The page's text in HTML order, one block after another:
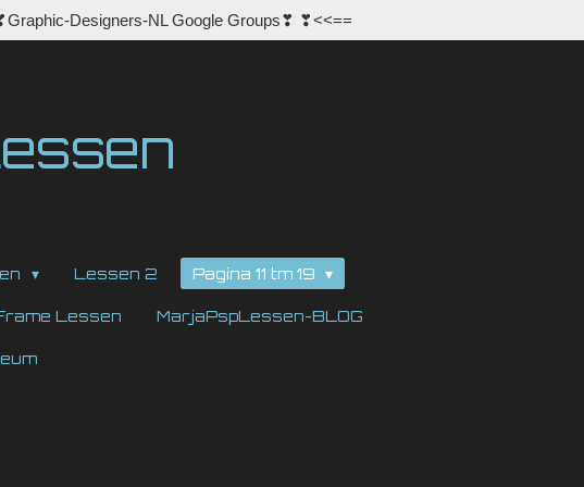
Designers-NL Google Groups❣ ❣<<==
Lessen 2 Pagina 11 tm 19
Lessen MarjaPspLessen-BLOG